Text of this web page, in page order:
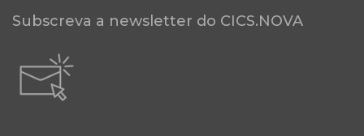
Subscreva a newsletter do CICS.NOVA